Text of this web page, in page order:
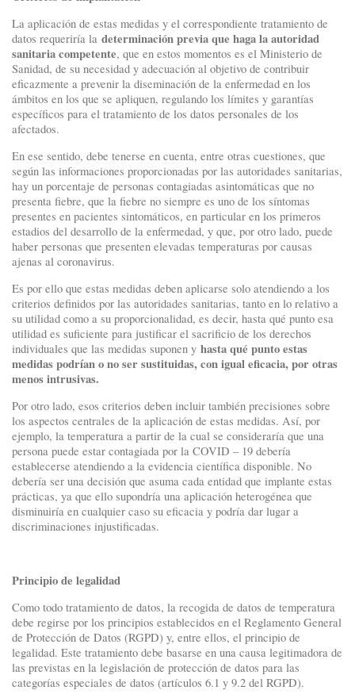
La aplicación de estas medidas y el correspondiente tratamiento de
datos requeriría la determinación previa que haga la autoridad
sanitaria competente, que en estos momentos es el Ministerio de
Sanidad, de su necesidad y adecuación al objetivo de contribuir
eficazmente a prevenir la diseminación de la enfermedad en los
ámbitos en los que se apliquen, regulando los límites y garantías
específicos para el tratamiento de los datos personales de los
afectados.
En ese sentido, debe tenerse en cuenta, entre otras cuestiones, que
según las informaciones proporcionadas por las autoridades sanitarias,
hay un porcentaje de personas contagiadas asintomáticas que no
presenta fiebre, que la fiebre no siempre es uno de los síntomas
presentes en pacientes sintomáticos, en particular en los primeros
estadios del desarrollo de la enfermedad, y que, por otro lado, puede
haber personas que presenten elevadas temperaturas por causas
ajenas al coronavirus.
Es por ello que estas medidas deben aplicarse solo atendiendo a los
criterios definidos por las autoridades sanitarias, tanto en lo relativo a
su utilidad como a su proporcionalidad, es decir, hasta qué punto esa
utilidad es suficiente para justificar el sacrificio de los derechos
individuales que las medidas suponen y hasta qué punto estas
medidas podrían o no ser sustituidas, con igual eficacia, por otras
menos intrusivas.
Por otro lado, esos criterios deben incluir también precisiones sobre
los aspectos centrales de la aplicación de estas medidas. Así, por
ejemplo, la temperatura a partir de la cual se consideraría que una
persona puede estar contagiada por la COVID – 19 debería
establecerse atendiendo a la evidencia científica disponible. No
debería ser una decisión que asuma cada entidad que implante estas
prácticas, ya que ello supondría una aplicación heterogénea que
disminuiría en cualquier caso su eficacia y podría dar lugar a
discriminaciones injustificadas.
Principio de legalidad
Como todo tratamiento de datos, la recogida de datos de temperatura
debe regirse por los principios establecidos en el Reglamento General
de Protección de Datos (RGPD) y, entre ellos, el principio de
legalidad. Este tratamiento debe basarse en una causa legitimadora de
las previstas en la legislación de protección de datos para las
categorías especiales de datos (artículos 6.1 y 9.2 del RGPD).